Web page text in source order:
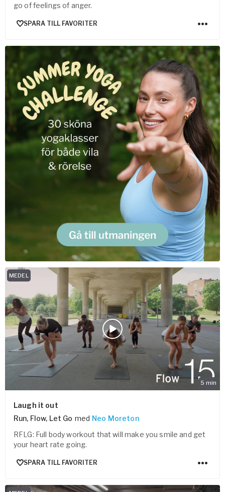
go of feelings of anger.
SPARA TILL FAVORITER
5 min
MEDEL
Laugh it out
Run, Flow, Let Go med Neo Moreton
RFLG: Full body workout that will make you smile and get
your heart rate going.
SPARA TILL FAVORITER